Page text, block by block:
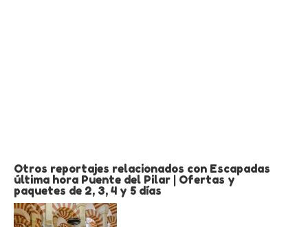
Otros reportajes relacionados con Escapadas
última hora Puente del Pilar | Ofertas y
paquetes de 2, 3, 4 y 5 días